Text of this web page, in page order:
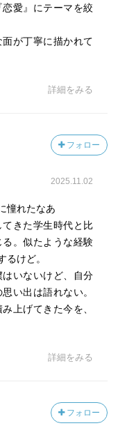
愛』にテーマを絞
が丁寧に描かれて
詳細をみる
フォロー
2025.11.02
憧れたなあ
きた学生時代と比
。似たような経験
けど。
いないけど、自分
い出は語れない。
上げてきた今を、
詳細をみる
フォロー